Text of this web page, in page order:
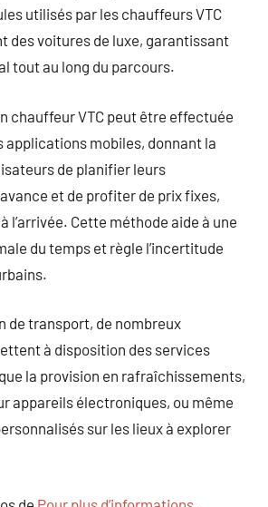
utilisés par les chauffeurs VTC
des voitures de luxe, garantissant
tout au long du parcours.
chauffeur VTC peut être effectuée
applications mobiles, donnant la
de planifier leurs
et de profiter de prix fixes,
l’arrivée. Cette méthode aide à une
du temps et règle l’incertitude
de transport, de nombreux
à disposition des services
la provision en rafraîchissements,
appareils électroniques, ou même
sur les lieux à explorer